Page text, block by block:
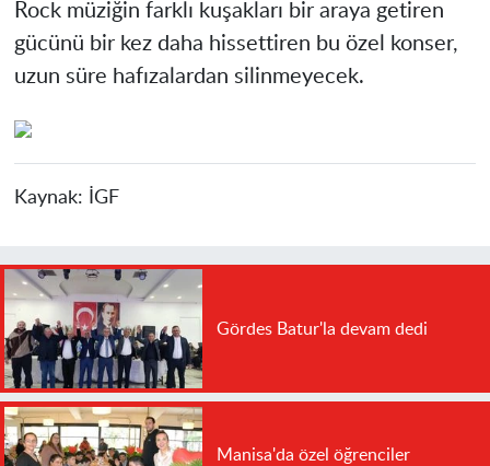
Rock müziğin farklı kuşakları bir araya getiren
gücünü bir kez daha hissettiren bu özel konser,
uzun süre hafızalardan silinmeyecek.
Kaynak: İGF
Gördes Batur'la devam dedi
Manisa'da özel öğrenciler